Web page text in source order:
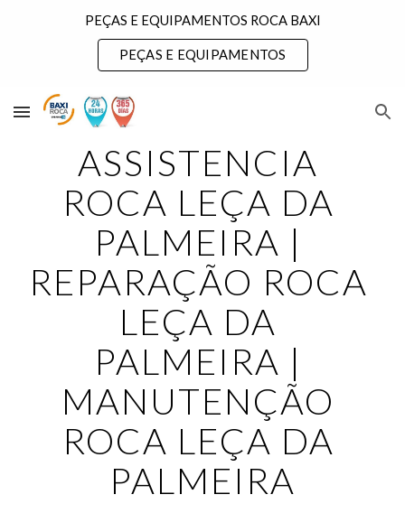
Skip to main content
PEÇAS E EQUIPAMENTOS ROCA BAXI
PEÇAS E EQUIPAMENTOS
ASSISTENCIA
ROCA LEÇA DA
PALMEIRA |
REPARAÇÃO ROCA
LEÇA DA
PALMEIRA |
MANUTENÇÃO
ROCA LEÇA DA
PALMEIRA